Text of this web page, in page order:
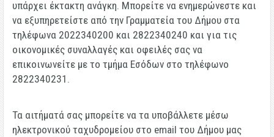
υπάρχει έκτακτη ανάγκη . Μπορείτε να ενημερώνεστε και
να εξυπηρετείστε από την Γραμματεία του Δήμου στα
τηλέφωνα 2022340200 και 2822340240 και για τις
οικονομικές συναλλαγές και οφειλές σας να
επικοινωνείτε με το τμήμα Εσόδων στο τηλέφωνο
2822340231
Τα αιτήματά σας μπορείτε να τα υποβάλλετε μέσω
ηλεκτρονικού ταχυδρομείου στο email του Δήμου μας